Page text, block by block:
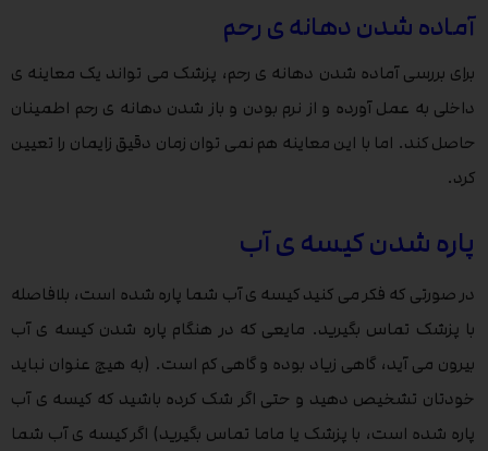
آماده شدن دهانه ی رحم
برای بررسی آماده شدن دهانه ی رحم، پزشک می تواند یک معاینه ی
داخلی به عمل آورده و از نرم بودن و باز شدن دهانه ی رحم اطمینان
حاصل کند. اما با این معاینه هم نمی توان زمان دقیق زایمان را تعیین
کرد.
پاره شدن کیسه ی آب
در صورتی که فکر می کنید کیسه ی آب شما پاره شده است، بلافاصله
با پزشک تماس بگیرید. مایعی که در هنگام پاره شدن کیسه ی آب
بیرون می آید، گاهی زیاد بوده و گاهی کم است. (به هیچ عنوان نباید
خودتان تشخیص دهید و حتی اگر شک کرده باشید که کیسه ی آب
پاره شده است، با پزشک یا ماما تماس بگیرید) اگر کیسه ی آب شما